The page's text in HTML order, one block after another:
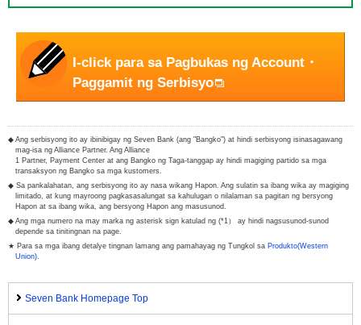
I-click para sa Pagbukas ng Account・
Paggamit ng Serbisyo
◆ Ang serbisyong ito ay ibinibigay ng Seven Bank (ang "Bangko") at hindi serbisyong isinasagawang
mag-isa ng Alliance Partner. Ang Alliance
1 Partner, Payment Center at ang Bangko ng Taga-tanggap ay hindi magiging partido sa mga
transaksyon ng Bangko sa mga kustomers.
◆ Sa pankalahatan, ang serbisyong ito ay nasa wikang Hapon. Ang sulatin sa ibang wika ay magiging
limitado, at kung mayroong pagkasasalungat sa kahulugan o nilalaman sa pagitan ng bersyong
Hapon at sa ibang wika, ang bersyong Hapon ang masusunod.
◆ Ang mga numero na may marka ng asterisk sign katulad ng (*1） ay hindi nagsusunod-sunod
depende sa tinitingnan na page.
★ Para sa mga ibang detalye tingnan lamang ang pamahayag ng Tungkol sa Produkto(Western
Union)
Seven Bank Homepage Top